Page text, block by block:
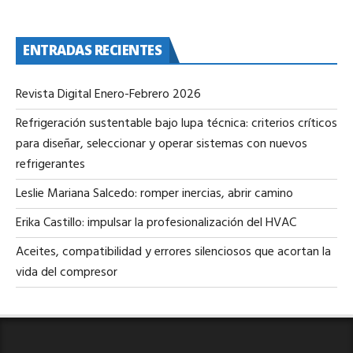
ENTRADAS RECIENTES
Revista Digital Enero-Febrero 2026
Refrigeración sustentable bajo lupa técnica: criterios críticos
para diseñar, seleccionar y operar sistemas con nuevos
refrigerantes
Leslie Mariana Salcedo: romper inercias, abrir camino
Erika Castillo: impulsar la profesionalización del HVAC
Aceites, compatibilidad y errores silenciosos que acortan la
vida del compresor